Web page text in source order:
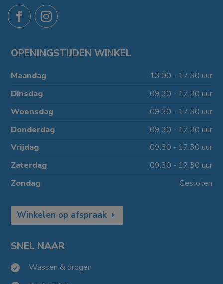
OPENINGSTIJDEN WINKEL
Maandag
13.00 - 17.30 uur
Dinsdag
09.30 - 17.30 uur
Woensdag
09.30 - 17.30 uur
Donderdag
09.30 - 17.30 uur
Vrijdag
09.30 - 17.30 uur
Zaterdag
09.30 - 17.30 uur
Zondag
Gesloten
Winkelen op afspraak
SNEL NAAR
 Wassen & drogen